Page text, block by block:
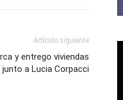
Artículo siguiente
y entrego viviendas
junto a Lucia Corpacci